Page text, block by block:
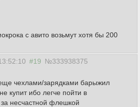
с авито возьмут хотя бы 200
#19 №333938375
чехлами/зарядками барыжил
купит ибо легче пойти в
несчастной флешкой